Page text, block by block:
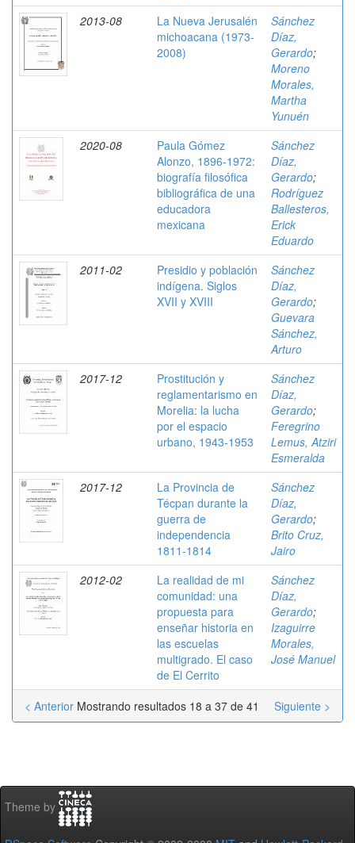
2013-08
La Nueva Jerusalén
michoacana (1973-
2008)
Sánchez
Díaz,
Gerardo;
Moreno
Morales,
Martha
Yunuén
2020-08
Paula Gómez
Alonzo, 1896-1972:
biografía filosófica
bibliográfica de una
educadora
mexicana
Sánchez
Díaz,
Gerardo;
Rodríguez
Ballesteros,
Erick
Eduardo
2011-02
Presidio y población
indígena. Siglos
XVII y XVIII
Sánchez
Díaz,
Gerardo;
Guevara
Sánchez,
Arturo
2017-12
Prostitución y
reglamentarismo en
Morelia: la lucha
por el espacio
urbano, 1943-1953
Sánchez
Díaz,
Gerardo;
Feregrino
Lemus, Atziri
Esmeralda
2017-12
La Provincia de
Técpan durante la
guerra de
independencia
1811-1814
Sánchez
Díaz,
Gerardo;
Brito Cruz,
Jairo
2012-02
La realidad de mi
comunidad: una
propuesta para
enseñar historia en
las escuelas
multigrado. El caso
de El Cerrito
Sánchez
Díaz,
Gerardo;
Izaguirre
Morales,
José Manuel
Mostrando resultados 18 a 37 de 41
< Anterior Siguiente >
Theme by